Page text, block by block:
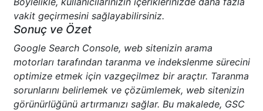
vakit geçirmesini sağlayabilirsiniz.
Sonuç ve Özet
Google Search Console, web sitenizin arama
motorları tarafından taranma ve indekslenme sürecini
optimize etmek için vazgeçilmez bir araçtır. Taranma
sorunlarını belirlemek ve çözümlemek, web sitenizin
görünürlüğünü artırmanızı sağlar. Bu makalede, GSC